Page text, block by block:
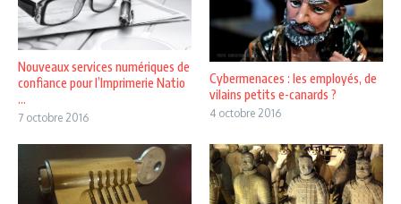
Nouveaux services numériques de
confiance pour l’Imprimerie Natio
...
7 octobre 2016
Cybermenaces : les employés, de
vilains petits e-canards ?
4 octobre 2016